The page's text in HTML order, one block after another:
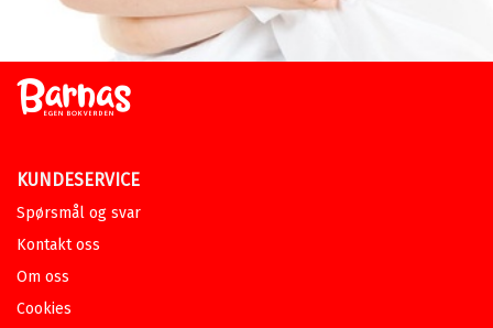
KUNDESERVICE
Spørsmål og svar
Kontakt oss
Om oss
Cookies